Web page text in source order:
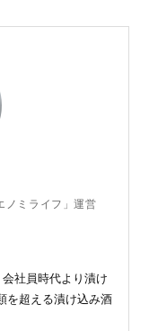
ノミライフ」運営
社員時代より漬け
を超える漬け込み酒